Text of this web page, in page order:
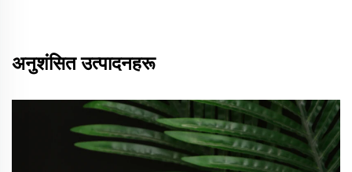
अनुशंसित उत्पादनहरू